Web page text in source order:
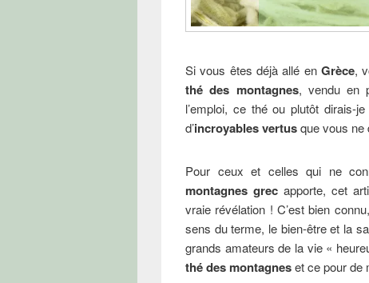
Si vous êtes déjà allé en Grèce,
thé des montagnes, vendu en
l’emploi, ce thé ou plutôt dirais-
d’incroyables vertusque vous ne
Pour ceux et celles qui ne
montagnes grec apporte, cet
vraie révélation ! C’est bien
sens du terme, le bien-être et la
grands amateurs de la vie «
thé des montagneset ce pour de